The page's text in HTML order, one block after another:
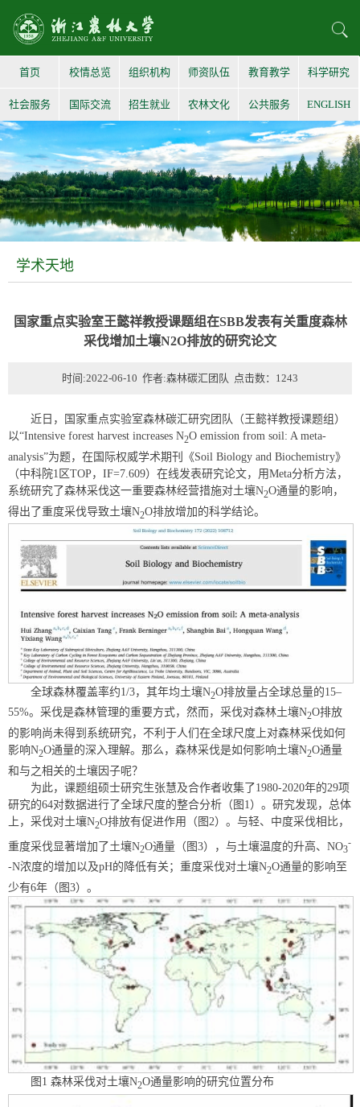
首页 校情总览 组织机构 师资队伍 教育教学 科学研究
社会服务 国际交流 招生就业 农林文化 公共服务 ENGLISH
学术天地
国家重点实验室王懿祥教授课题组在SBB发表有关重度森林
采伐增加土壤N2O排放的研究论文
时间:2022-06-10 作者:森林碳汇团队 点击数： 1243
近日，国家重点实验室森林碳汇研究团队（王懿祥教授课题组）
以“Intensive forest harvest increases N2O emission from soil: A meta-
analysis”为题，在国际权威学术期刊《Soil Biology and Biochemistry》
（中科院1区TOP，IF=7.609）在线发表研究论文，用Meta分析方法，
系统研究了森林采伐这一重要森林经营措施对土壤N2O通量的影响，
得出了重度采伐导致土壤N2O排放增加的科学结论。
全球森林覆盖率约1/3，其年均土壤N2O排放量占全球总量的15–
55%。采伐是森林管理的重要方式，然而，采伐对森林土壤N2O排放
的影响尚未得到系统研究，不利于人们在全球尺度上对森林采伐如何
影响N2O通量的深入理解。那么，森林采伐是如何影响土壤N2O通量
和与之相关的土壤因子呢？
为此，课题组硕士研究生张慧及合作者收集了1980-2020年的29项
研究的64对数据进行了全球尺度的整合分析（图1）。研究发现，总体
上，采伐对土壤N2O排放有促进作用（图2）。与轻、中度采伐相比，
重度采伐显著增加了土壤N2O通量（图3），与土壤温度的升高、NO3
-
-N浓度的增加以及pH的降低有关；重度采伐对土壤N2O通量的影响至
少有6年（图3）。
图1 森林采伐对土壤N2O通量影响的研究位置分布